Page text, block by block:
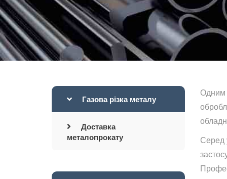
Газова різка металу
Доставка
металопрокату
Одним
Серед